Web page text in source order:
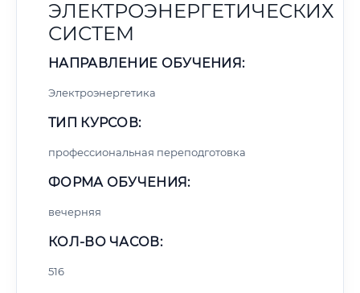
ЭЛЕКТРОЭНЕРГЕТИЧЕСКИХ
СИСТЕМ
НАПРАВЛЕНИЕ ОБУЧЕНИЯ:
Электроэнергетика
ТИП КУРСОВ:
профессиональная переподготовка
ФОРМА ОБУЧЕНИЯ:
вечерняя
КОЛ-ВО ЧАСОВ:
516